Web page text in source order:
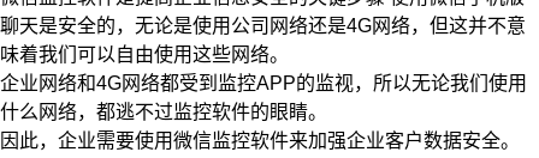
聊天是安全的，无论是使用公司网络还是4G网络，但这并不意
味着我们可以自由使用这些网络。
企业网络和4G网络都受到监控APP的监视，所以无论我们使用
什么网络，都逃不过监控软件的眼睛。
因此，企业需要使用微信监控软件来加强企业客户数据安全。